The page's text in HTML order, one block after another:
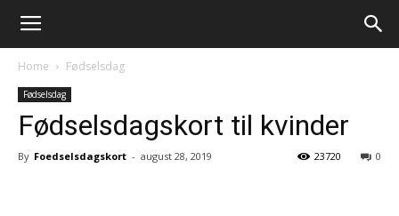
Home Fødselsdag
Fødselsdag
Fødselsdagskort til kvinder
By Foedselsdagskort - august 28, 2019 0
23720